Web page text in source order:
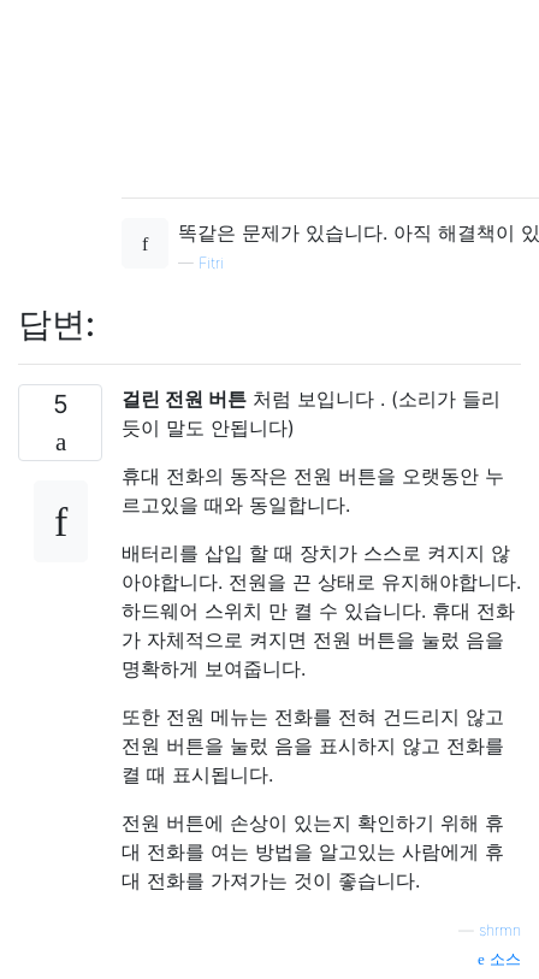
똑같은 문제가 있습니다. 아직 해결책이
— Fitri
답변:
5 걸린 전원 버튼 처럼 보입니다 . (소리가 들리
듯이 말도 안됩니다)
휴대 전화의 동작은 전원 버튼을 오랫동안 누
르고있을 때와 동일합니다.
배터리를 삽입 할 때 장치가 스스로 켜지지 않
아야합니다. 전원을 끈 상태로 유지해야합니다.
하드웨어 스위치 만 켤 수 있습니다. 휴대 전화
가 자체적으로 켜지면 전원 버튼을 눌렀 음을
명확하게 보여줍니다.
또한 전원 메뉴는 전화를 전혀 건드리지 않고
전원 버튼을 눌렀 음을 표시하지 않고 전화를
켤 때 표시됩니다.
전원 버튼에 손상이 있는지 확인하기 위해 휴
대 전화를 여는 방법을 알고있는 사람에게 휴
대 전화를 가져가는 것이 좋습니다.
shrmn
소스